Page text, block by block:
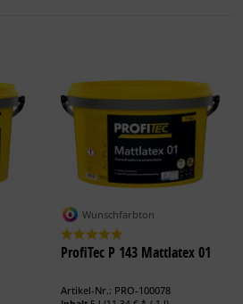
Wunschfarbton
ProfiTec P 143 Mattlatex 01
Artikel-Nr.: PRO-100078